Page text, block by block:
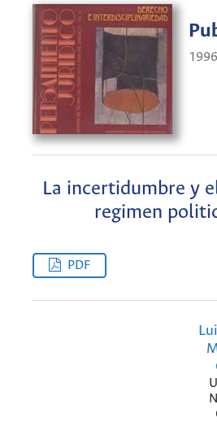
La incertidumbre y
regimen
PDF